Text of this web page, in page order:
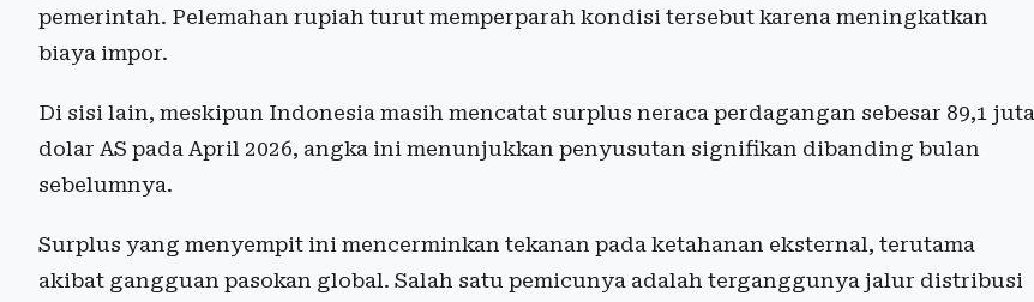
pemerintah. Pelemahan rupiah turut memperparah kondisi tersebut karena meningkatkan
biaya impor.
Di sisi lain, meskipun Indonesia masih mencatat surplus neraca perdagangan sebesar 89,1 juta
dolar AS pada April 2026, angka ini menunjukkan penyusutan signifikan dibanding bulan
sebelumnya.
Surplus yang menyempit ini mencerminkan tekanan pada ketahanan eksternal, terutama
akibat gangguan pasokan global. Salah satu pemicunya adalah terganggunya jalur distribusi